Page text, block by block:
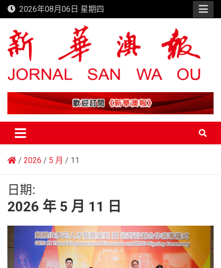
Skip
to
content
2026年08月06日 星期四
新華澳報
2026 5 月 11
日期:
2026 年 5 月 11 日